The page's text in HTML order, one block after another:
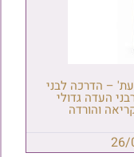
– הדרכה לבני
העדה גדולי
והורדה
26/